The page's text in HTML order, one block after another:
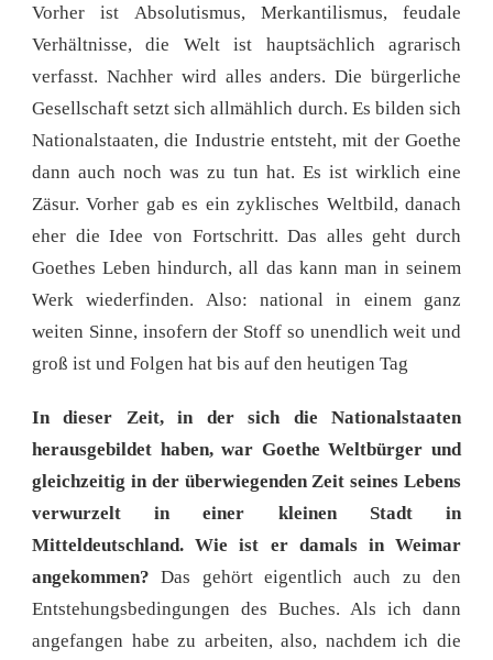
Vorher ist Absolutismus, Merkantilismus, feudale
Verhältnisse, die Welt ist hauptsächlich agrarisch
verfasst. Nachher wird alles anders. Die bürgerliche
Gesellschaft setzt sich allmählich durch. Es bilden sich
Nationalstaaten, die Industrie entsteht, mit der Goethe
dann auch noch was zu tun hat. Es ist wirklich eine
Zäsur. Vorher gab es ein zyklisches Weltbild, danach
eher die Idee von Fortschritt. Das alles geht durch
Goethes Leben hindurch, all das kann man in seinem
Werk wiederfinden. Also: national in einem ganz
weiten Sinne, insofern der Stoff so unendlich weit und
groß ist und Folgen hat bis auf den heutigen Tag
In dieser Zeit, in der sich die Nationalstaaten
herausgebildet haben, war Goethe Weltbürger und
gleichzeitig in der überwiegenden Zeit seines Lebens
verwurzelt in einer kleinen Stadt in
Mitteldeutschland. Wie ist er damals in Weimar
angekommen? Das gehört eigentlich auch zu den
Entstehungsbedingungen des Buches. Als ich dann
angefangen habe zu arbeiten, also, nachdem ich die